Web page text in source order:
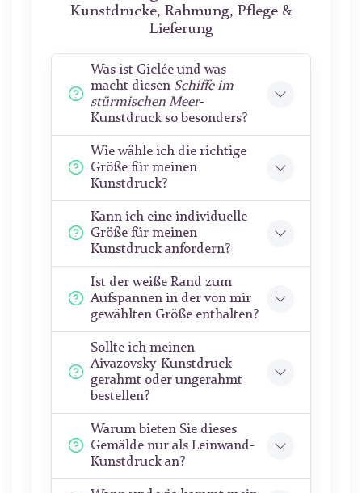
Kunstdrucke, Rahmung, Pflege &
Lieferung
Was ist Giclée und was
macht diesen Schiffe im
stürmischen Meer-
Kunstdruck so besonders?
Wie wähle ich die richtige
Größe für meinen
Kunstdruck?
Kann ich eine individuelle
Größe für meinen
Kunstdruck anfordern?
Ist der weiße Rand zum
Aufspannen in der von mir
gewählten Größe enthalten?
Sollte ich meinen
Aivazovsky-Kunstdruck
gerahmt oder ungerahmt
bestellen?
Warum bieten Sie dieses
Gemälde nur als Leinwand-
Kunstdruck an?